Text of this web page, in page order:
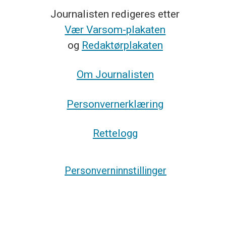
Journalisten redigeres etter
Vær Varsom-plakaten
og Redaktørplakaten
Om Journalisten
Personvernerklæring
Rettelogg
Personverninnstillinger